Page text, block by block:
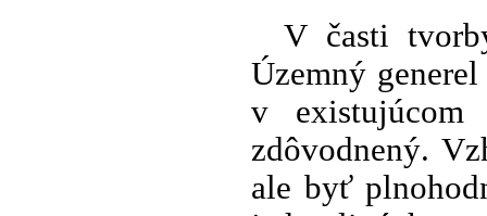
V časti
Územný
v existujúcom
zdôvodnený.
ale byť